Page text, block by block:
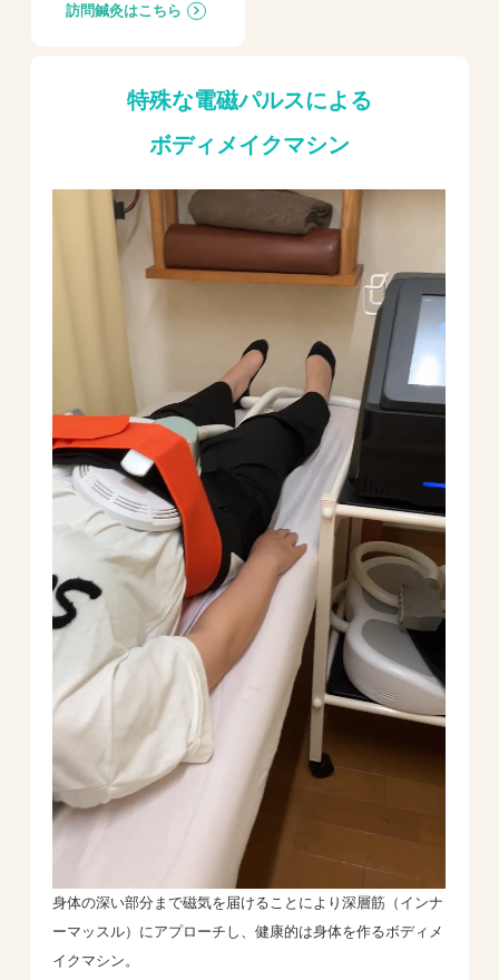
訪問鍼灸はこちら
特殊な電磁パルスによる
ボディメイクマシン
身体の深い部分まで磁気を届けることにより深層筋（インナ
ーマッスル）にアプローチし、健康的は身体を作るボディメ
イクマシン。